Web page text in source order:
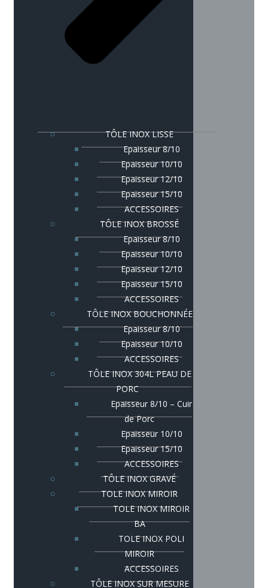
TÔLE INOX LISSE
Epaisseur 8/10
Epaisseur 10/10
Epaisseur 12/10
Epaisseur 15/10
ACCESSOIRES
TÔLE INOX BROSSÉ
Epaisseur 8/10
Epaisseur 10/10
Epaisseur 12/10
Epaisseur 15/10
ACCESSOIRES
TÔLE INOX BOUCHONNÉE
Epaisseur 8/10
Epaisseur 10/10
ACCESSOIRES
TÔLE INOX 304L PEAU DE
PORC
Epaisseur 8/10 – Cuir
de Porc
Epaisseur 10/10
Epaisseur 15/10
ACCESSOIRES
TÔLE INOX GRAVÉ
TOLE INOX MIROIR
TOLE INOX MIROIR
BA
TOLE INOX POLI
MIROIR
ACCESSOIRES
TÔLE INOX SUR MESURE